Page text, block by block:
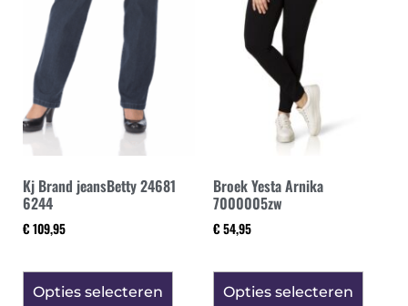
Kj Brand jeansBetty 24681
6244
€ 109,95
Opties selecteren
Broek Yesta Arnika
7000005zw
€ 54,95
Opties selecteren